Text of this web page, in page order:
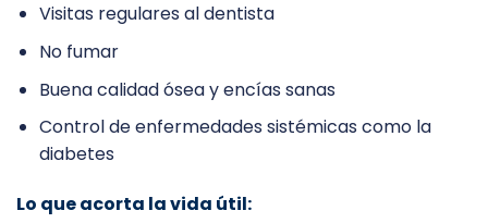
Visitas regulares al dentista
No fumar
Buena calidad ósea y encías sanas
Control de enfermedades sistémicas como la
diabetes
Lo que acorta la vida útil: